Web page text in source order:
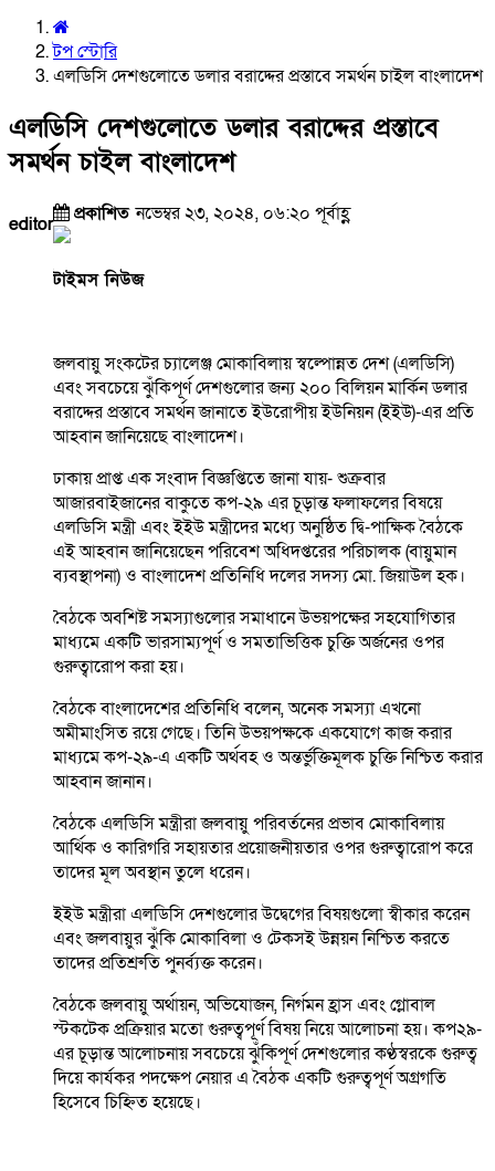
টপ স্টোরি
এলডিসি দেশগুলোতে ডলার বরাদ্দের প্রস্তাবে সমর্থন চাইল বাংলাদেশ
এলডিসি দেশগুলোতে ডলার বরাদ্দের প্রস্তাবে
সমর্থন চাইল বাংলাদেশ
editor প্রকাশিতনভেম্বর ২৩, ২০২৪, ০৬:২০ পূর্বাহ্ণ
টাইমস নিউজ
জলবায়ু সংকটের চ্যালেঞ্জ মোকাবিলায় স্বল্পোন্নত দেশ (এলডিসি)
এবং সবচেয়ে ঝুঁকিপূর্ণ দেশগুলোর জন্য ২০০ বিলিয়ন মার্কিন ডলার
বরাদ্দের প্রস্তাবে সমর্থন জানাতে ইউরোপীয় ইউনিয়ন (ইইউ)-এর প্রতি
আহবান জানিয়েছে বাংলাদেশ।
ঢাকায় প্রাপ্ত এক সংবাদ বিজ্ঞপ্তিতে জানা যায়- শুক্রবার
আজারবাইজানের বাকুতে কপ-২৯ এর চূড়ান্ত ফলাফলের বিষয়ে
এলডিসি মন্ত্রী এবং ইইউ মন্ত্রীদের মধ্যে অনুষ্ঠিত দ্বি-পাক্ষিক বৈঠকে
এই আহবান জানিয়েছেন পরিবেশ অধিদপ্তরের পরিচালক (বায়ুমান
ব্যবস্থাপনা) ও বাংলাদেশ প্রতিনিধি দলের সদস্য মো. জিয়াউল হক।
বৈঠকে অবশিষ্ট সমস্যাগুলোর সমাধানে উভয়পক্ষের সহযোগিতার
মাধ্যমে একটি ভারসাম্যপূর্ণ ও সমতাভিত্তিক চুক্তি অর্জনের ওপর
গুরুত্বারোপ করা হয়।
বৈঠকে বাংলাদেশের প্রতিনিধি বলেন, অনেক সমস্যা এখনো
অমীমাংসিত রয়ে গেছে। তিনি উভয়পক্ষকে একযোগে কাজ করার
মাধ্যমে কপ-২৯-এ একটি অর্থবহ ও অন্তর্ভুক্তিমূলক চুক্তি নিশ্চিত করার
আহবান জানান।
বৈঠকে এলডিসি মন্ত্রীরা জলবায়ু পরিবর্তনের প্রভাব মোকাবিলায়
আর্থিক ও কারিগরি সহায়তার প্রয়োজনীয়তার ওপর গুরুত্বারোপ করে
তাদের মূল অবস্থান তুলে ধরেন।
ইইউ মন্ত্রীরা এলডিসি দেশগুলোর উদ্বেগের বিষয়গুলো স্বীকার করেন
এবং জলবায়ুর ঝুঁকি মোকাবিলা ও টেকসই উন্নয়ন নিশ্চিত করতে
তাদের প্রতিশ্রুতি পুনর্ব্যক্ত করেন।
বৈঠকে জলবায়ু অর্থায়ন, অভিযোজন, নির্গমন হ্রাস এবং গ্লোবাল
স্টকটেক প্রক্রিয়ার মতো গুরুত্বপূর্ণ বিষয় নিয়ে আলোচনা হয়। কপ২৯-
এর চূড়ান্ত আলোচনায় সবচেয়ে ঝুঁকিপূর্ণ দেশগুলোর কণ্ঠস্বরকে গুরুত্ব
দিয়ে কার্যকর পদক্ষেপ নেয়ার এ বৈঠক একটি গুরুত্বপূর্ণ অগ্রগতি
হিসেবে চিহ্নিত হয়েছে।